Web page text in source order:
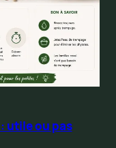
utile ou pas